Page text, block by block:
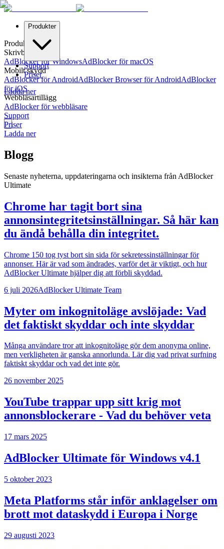
Produkter
Support
Priser
Ladda ner
Produkter
Skrivbordsskydd
AdBlocker för WindowsAdBlocker för macOS
Mobilt skydd
AdBlocker för AndroidAdBlocker Browser för AndroidAdBlocker
för iOS
Webbläsartillägg
AdBlocker för webbläsare
Support
Priser
Ladda ner
Blogg
Senaste nyheterna, uppdateringarna och insikterna från AdBlocker
Ultimate
Chrome har tagit bort sina
annonsintegritetsinställningar. Så här kan
du ändå behålla din integritet.
Chrome 150 tog tyst bort sin sida för sekretessinställningar för
annonser. Här är vad som ändrades, varför det är viktigt, och hur
AdBlocker Ultimate hjälper dig att förbli skyddad.
6 juli 2026AdBlocker Ultimate Team
Myter om inkognitoläge avslöjade: Vad
det faktiskt skyddar och inte skyddar
Många användare tror att inkognitoläge gör dem anonyma online,
men verkligheten är ganska annorlunda. Lär dig vad privat surfning
faktiskt skyddar och vad det inte gör.
26 november 2025
YouTube trappar upp sitt krig mot
annonsblockerare - Vad du behöver veta
17 mars 2025
AdBlocker Ultimate för Windows v4.1
5 oktober 2023
Meta Platforms står inför anklagelser om
brott mot dataskydd i Europa i Norge
29 augusti 2023